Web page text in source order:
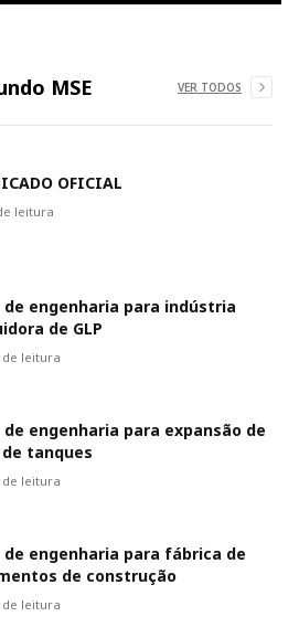
MSE VER TODOS
OFICIAL
leitura
de engenharia para indústria
de GLP
de leitura
engenharia para expansão de
tanques
de leitura
de engenharia para fábrica de
de construção
de leitura